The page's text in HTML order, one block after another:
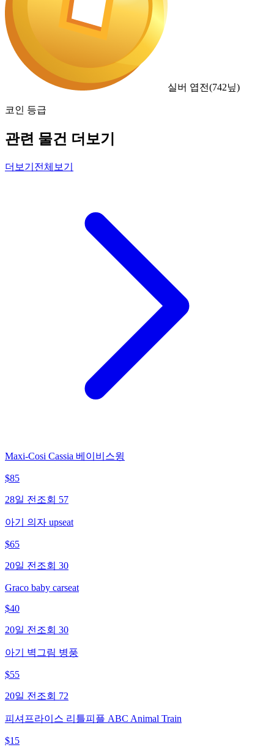
실버 엽전(742닢)
코인 등급
관련 물건 더보기
더보기 전체보기
Maxi-Cosi Cassia 베이비스윙
$85
28일 전 조회 57
아기 의자 upseat
$65
20일 전 조회 30
Graco baby carseat
$40
20일 전 조회 30
아기 벽그림 병풍
$55
20일 전 조회 72
피셔프라이스 리틀피플 ABC Animal Train
$15